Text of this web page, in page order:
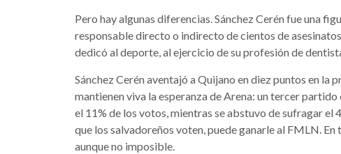
Pero hay algunas diferencias. Sánchez Cerén fue una
responsable directo o indirecto de cientos de
dedicó al deporte, al ejercicio de su profesión de
Sánchez Cerén aventajó a Quijano en diez puntos en la
mantienen viva la esperanza de Arena: un tercer
el 11% de los votos, mientras se abstuvo de sufragar el
que los salvadoreños voten, puede ganarle al FMLN. En
aunque no imposible.